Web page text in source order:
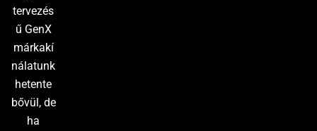
tervezés
ű GenX
márkakí
nálatunk
hetente
bővül, de
ha